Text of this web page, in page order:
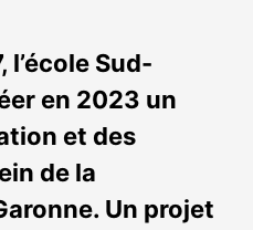
aux
abonnés
l’école Sud-
en 2023 un
et des
de la
Un projet